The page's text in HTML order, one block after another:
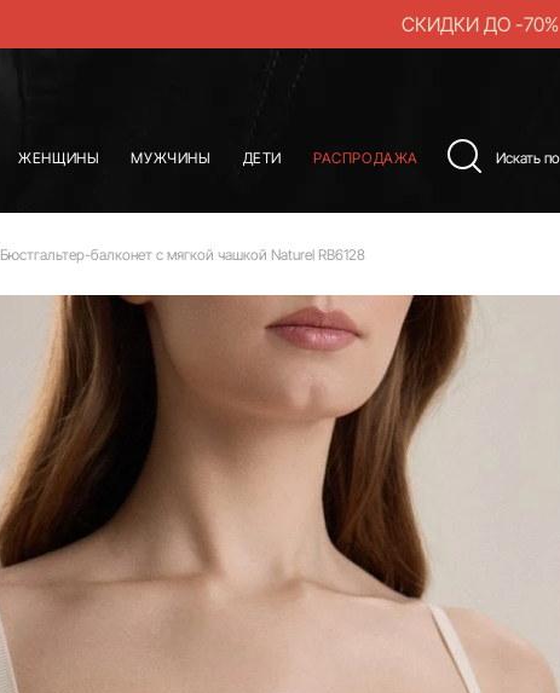
СКИДКИ ДО -70%
ЖЕНЩИНЫ МУЖЧИНЫ ДЕТИ РАСПРОДАЖА
Бюстгальтер-балконет с мягкой чашкой Naturel RB6128